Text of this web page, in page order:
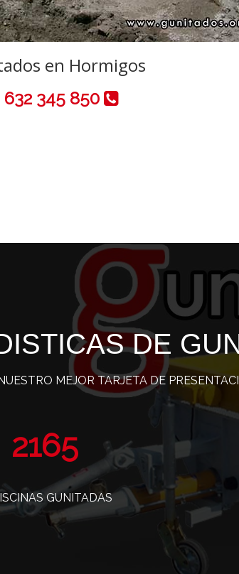
en Hormigos
632 345 850
DE
MEJOR TARJETA DE
3493
GUNITADAS